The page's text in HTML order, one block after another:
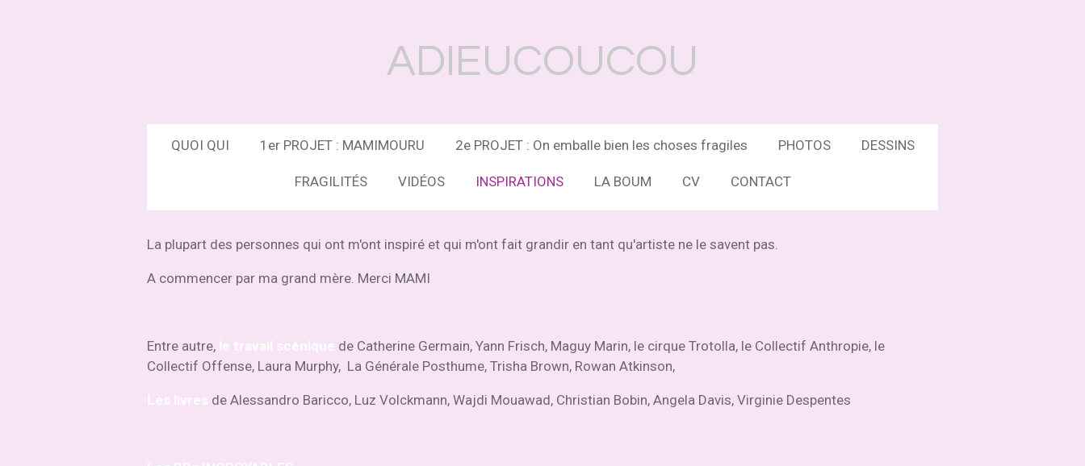
ADIEUCOUCOU
QUOI QUI 1er PROJET : MAMIMOURU 2e PROJET : On emballe bien les choses fragiles PHOTOS DESSINS
FRAGILITÉS VIDÉOS INSPIRATIONS LA BOUM CV CONTACT
La plupart des personnes qui ont m'ont inspiré et qui m'ont fait grandir en tant qu'artiste ne le savent pas.
A commencer par ma grand mère. Merci MAMI
Entre autre, le travail scénique de Catherine Germain, Yann Frisch, Maguy Marin, le cirque Trotolla, le Collectif Anthropie, le
Collectif Offense, Laura Murphy, La Générale Posthume, Trisha Brown, Rowan Atkinson,
Les livres de Alessandro Baricco, Luz Volckmann, Wajdi Mouawad, Christian Bobin, Angela Davis, Virginie Despentes